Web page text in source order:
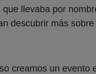
llevaba por
descubrir más
creamos un evento